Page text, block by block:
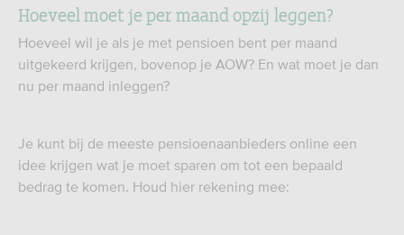
Hoeveel moet je per maand opzij leggen?
Hoeveel wil je als je met pensioen bent per maand
uitgekeerd krijgen, bovenop je AOW? En wat moet je dan
nu per maand inleggen?
Je kunt bij de meeste pensioenaanbieders online een
idee krijgen wat je moet sparen om tot een bepaald
bedrag te komen. Houd hier rekening mee: